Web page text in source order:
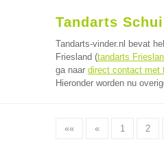
Tandarts
Tandarts-vinder.nl bevat
Friesland (tandarts
ga naar direct contact met
Hieronder worden nu
«« « 1 2